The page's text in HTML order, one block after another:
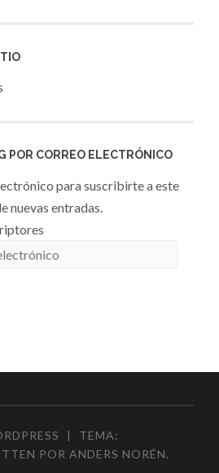
POR CORREO ELECTRÓNICO
para suscribirte a este
nuevas entradas.
|
TEMA:
PORANDERS NORÉN.